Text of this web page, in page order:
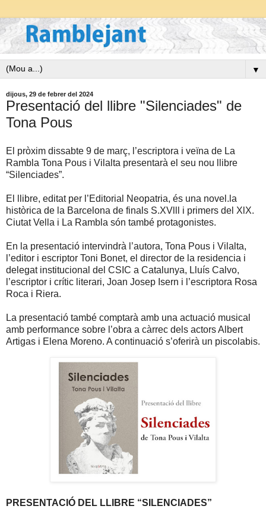
▼
dijous, 29 de febrer del 2024
Presentació del llibre "Silenciades" de
Tona Pous
El pròxim dissabte 9 de març, l’escriptora i veïna de La
Rambla Tona Pous i Vilalta presentarà el seu nou llibre
“Silenciades”.
El llibre, editat per l’Editorial Neopatria, és una novel.la
històrica de la Barcelona de finals S.XVlll i primers del XlX.
Ciutat Vella i La Rambla són també protagonistes.
En la presentació intervindrà l’autora, Tona Pous i Vilalta,
l’editor i escriptor Toni Bonet, el director de la residencia i
delegat institucional del CSIC a Catalunya, Lluís Calvo,
l’escriptor i crític literari, Joan Josep Isern i l’escriptora Rosa
Roca i Riera.
La presentació també comptarà amb una actuació musical
amb performance sobre l’obra a càrrec dels actors Albert
Artigas i Elena Moreno. A continuació s’oferirà un piscolabis.
PRESENTACIÓ DEL LLIBRE “SILENCIADES”